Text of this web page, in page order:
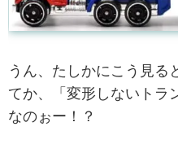
うん、たしかにこう見る
てか、「変形しないトラ
なのぉー！？